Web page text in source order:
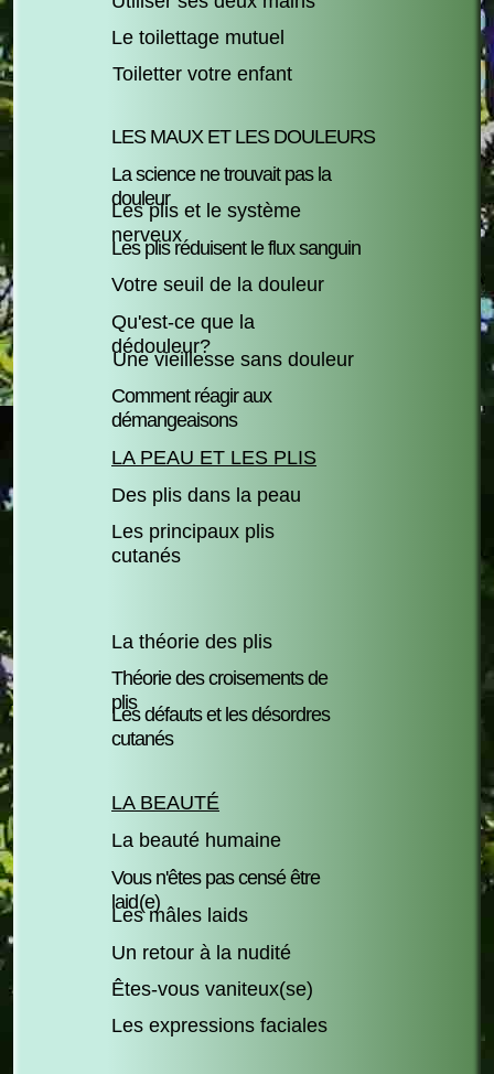
Le toilettage mutuel
Toiletter votre enfant
LES MAUX ET LES DOULEURS
La science ne trouvait pas la
douleur
Les plis et le système
nerveux
Les plis réduisent le flux sanguin
Votre seuil de la douleur
Qu'est-ce que la
dédouleur?
Une vieillesse sans douleur
Comment réagir aux
démangeaisons
LA PEAU ET LES PLIS
Des plis dans la peau
Les principaux plis
cutanés
La théorie des plis
Théorie des croisements de
plis
Les défauts et les désordres
cutanés
LA BEAUTÉ
La beauté humaine
Vous n'êtes pas censé être
laid(e)
Les mâles laids
Un retour à la nudité
Êtes-vous vaniteux(se)
Les expressions faciales